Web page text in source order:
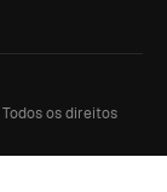
Todos os direitos